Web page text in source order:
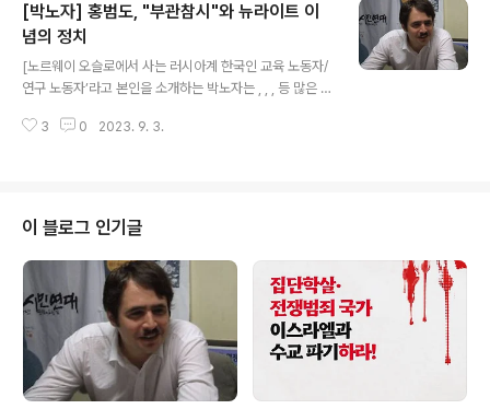
없다. 어쩜 이렇게 기막힌 타이밍과 프레임을 집어내는지
혀를 내두르겠다. ‘신학림 전 언론노조 위원장이 돈을 받고
김만배와 허위 인터뷰를 하고, 이 가짜뉴스를 가 대선 3일
전에 터트렸고, 좌파 언론들이 그것을 받아썼고, 민주당이
윤석열 공격에 이용했다. 이 모든 것은 철저히 기획된 대선
정치공작’이라는 게 저들의 주장과 프레임이다. 이 협공을
[박노자] 홍범도, "부관참시"와 뉴라이트 이
념의 정치
[노르웨이 오슬로에서 사는 러시아계 한국인 교육 노동자/
연구 노동자’라고 본인을 소개하는 박노자는 , , , 등 많은 책
gJ)을 다시 옮겨서 실을 수 있도록 허락해 준 것에 정말 감
장률 전망치 (1,5% 정도)도 세계 전체의 평균보다 2배나
낮고, 일본의 오염수 방류 등 한국 정부가 종범이 된 대형
환경 범죄도 주변에서 감행되고 있는데, 이 총체적인 난국
에 대중의 관심을 돌릴 만한 "거리" 하나가 필요했다는 것
은 이 분석의 골자입니다. "홍 장군의 흉상 철거"와 그 철..
3 0 2023. 9. 3.
이 블로그 인기글